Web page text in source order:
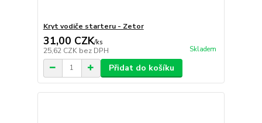
Kryt vodiče starteru - Zetor
31,00 CZK/ks
25,62 CZK bez DPH Skladem
Přidat do košíku